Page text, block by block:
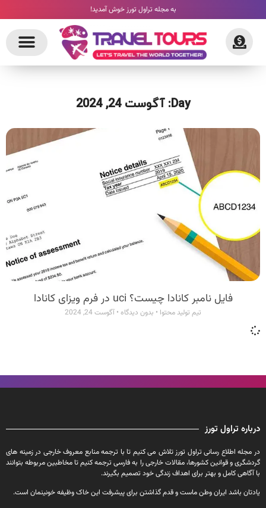
به مجله تراول تورز خوش آمدید!
Day: آگوست 24, 2024
فایل نامبر کانادا چیست؟ uci در فرم ویزای کانادا
تیم تولید محتوا بدون دیدگاه آگوست 24, 2024
درباره تراول تورز
در مجله اطلاع رسانی تراول تورز تلاش می کنیم تا با ترجمه منابع معروف خارجی در زمینه های
گردشگری و قوانین کشورها، مقالات خارجی را به فارسی ترجمه کنیم تا مخاطبین مربوطه بتوانند
با آگاهی کامل و بهتر برای اهداف زندگی خود تصمیم بگیرند.
یادتان باشد ایران وطن ماست و قدم گذاشتن برای پیشرفت این خاک وظیفه خونینمان است.